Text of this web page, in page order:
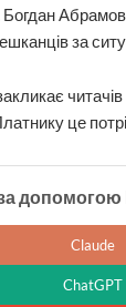
Богдан
за
це
допомогою
Claude
ChatGPT